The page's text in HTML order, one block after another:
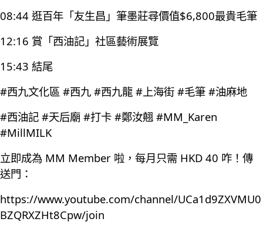
08:44 逛百年「友生昌」筆墨莊尋價值$6,800最貴毛筆
12:16 賞「西油記」社區藝術展覽
15:43 結尾
#西九文化區 #西九 #西九龍 #上海街 #毛筆 #油麻地
#西油記 #天后廟 #打卡 #鄭汝翹 #MM_Karen
#MillMILK
立即成為 MM Member 啦，每月只需 HKD 40 咋！傳
送門：
https://www.youtube.com/channel/UCa1d9ZXVMU0
BZQRXZHt8Cpw/join